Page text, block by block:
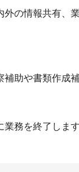
の情報共有、
助や書類作成
務を終了します